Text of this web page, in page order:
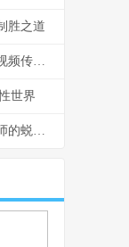
胜之道
王者荣耀保存的视频怎么分享，资深玩家的视频传播指南
世界
和平精英路痴怎么治，从迷途菜鸟到战术大师的蜕变之路